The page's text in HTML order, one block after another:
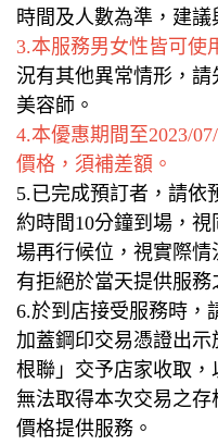
時間及人數為準，建議
3.本服務男女性皆可使
況有其他異常情形，
美容師。
4.本優惠期間至2023/
價格，須補差額。
5.已完成預訂者，請依
約時間10分鐘到場，
場再行候位，視實際
有拒絕於當天提供服務
6.於到店接受服務時，
加蓋鋼印交易憑證出
根聯」交予店家收取
無法取得本次交易之存
價格提供服務。